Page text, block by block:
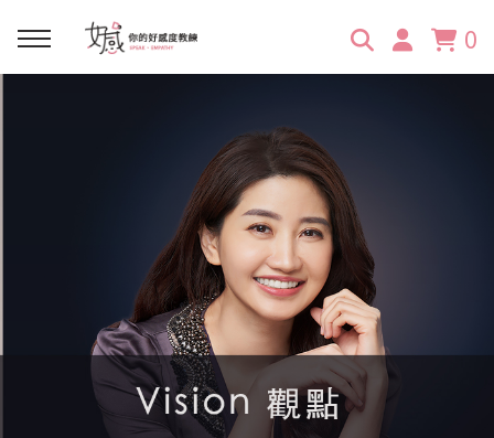
0
活動報名
主持服務
創意活動企劃力
零秒好感溝通術
客戶好評
維觀點Vision